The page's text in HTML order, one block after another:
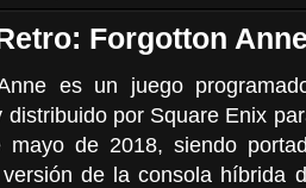
Forgotton
es un juego
distribuido por Square Enix
de 2018, siendo
de la consola híbrida